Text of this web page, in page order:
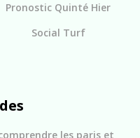
Pronostic Quinté Hier
Social Turf
les paris et